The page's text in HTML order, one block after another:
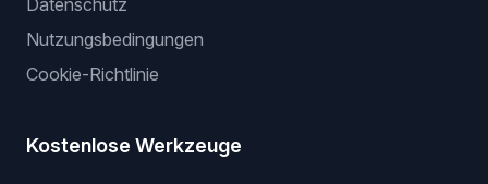
Datenschutz
Nutzungsbedingungen
Cookie-Richtlinie
Kostenlose Werkzeuge